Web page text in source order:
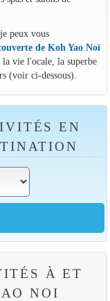
peux vous
de Koh Yao Noï
vie l'ocale, la superbe
(voir ci-dessous).
EN
À ET
NOI